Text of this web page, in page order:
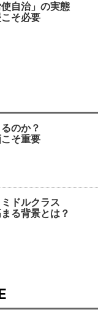
自治」の実態
そ必要
のか？
そ重要
ドルクラス
る背景とは？